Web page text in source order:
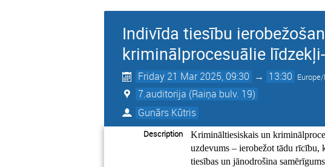
Indivīda tiesību
kriminālprocesuālie
Friday 21 Mar 2025, 09:30 → 13:30
7.auditorija (Raiņa bulv. 19)
Gunārs Kūtris
Description
Krimināltiesiskais un
uzdevums – ierobežot tādu rīcību,
tiesības un jānodrošina